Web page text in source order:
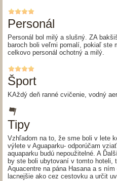
Personál
Personál bol milý a slušný. ZA
baroch boli veľmi pomalí, pokiaľ ste
celkovo personál ochotný a milý.
Šport
KAždý deň ranné cvičenie, vodný
Tipy
Vzhľadom na to, že sme boli v lete
výlete v Aguaparku- odporúčam
aquaparku budú nepoužitelné. A
by ste boli ubytovaní v tomto hoteli,
Aquacentre na pána Hasana a s
lacnejšie ako cez cestovku a určit